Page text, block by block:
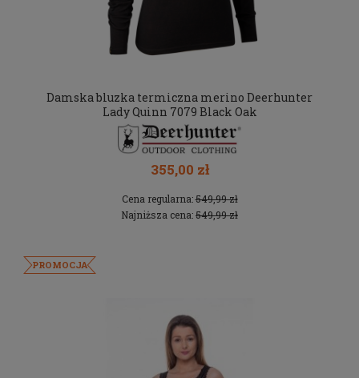
Damska bluzka termiczna merino Deerhunter
Lady Quinn 7079 Black Oak
355,00 zł
Cena regularna:549,99 zł
Najniższa cena:549,99 zł
PROMOCJA